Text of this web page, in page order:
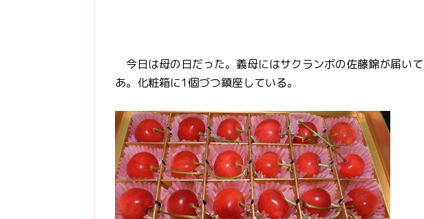
今日は母の日だった。義母にはサクランボの佐藤錦が届い
あ。化粧箱に1個づつ鎮座している。